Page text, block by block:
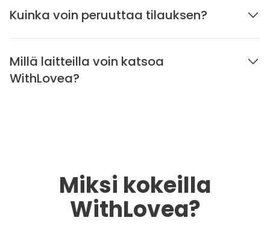
Kuinka voin peruuttaa tilauksen?
Millä laitteilla voin katsoa
WithLovea?
Miksi kokeilla
WithLovea?